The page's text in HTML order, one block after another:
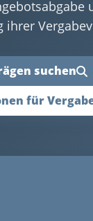
ihrer
suchen
für